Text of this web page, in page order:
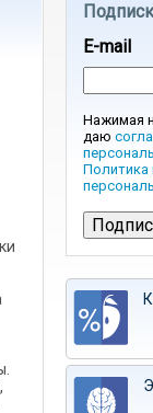
E-mail
Нажимая
даю
Политика